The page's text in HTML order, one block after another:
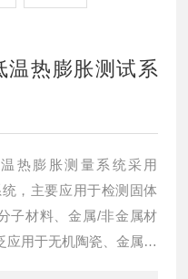
温热膨胀测试系
热膨胀测量系统采用
，主要应用于检测固体
子材料、金属/非金属材
用于无机陶瓷、金属材